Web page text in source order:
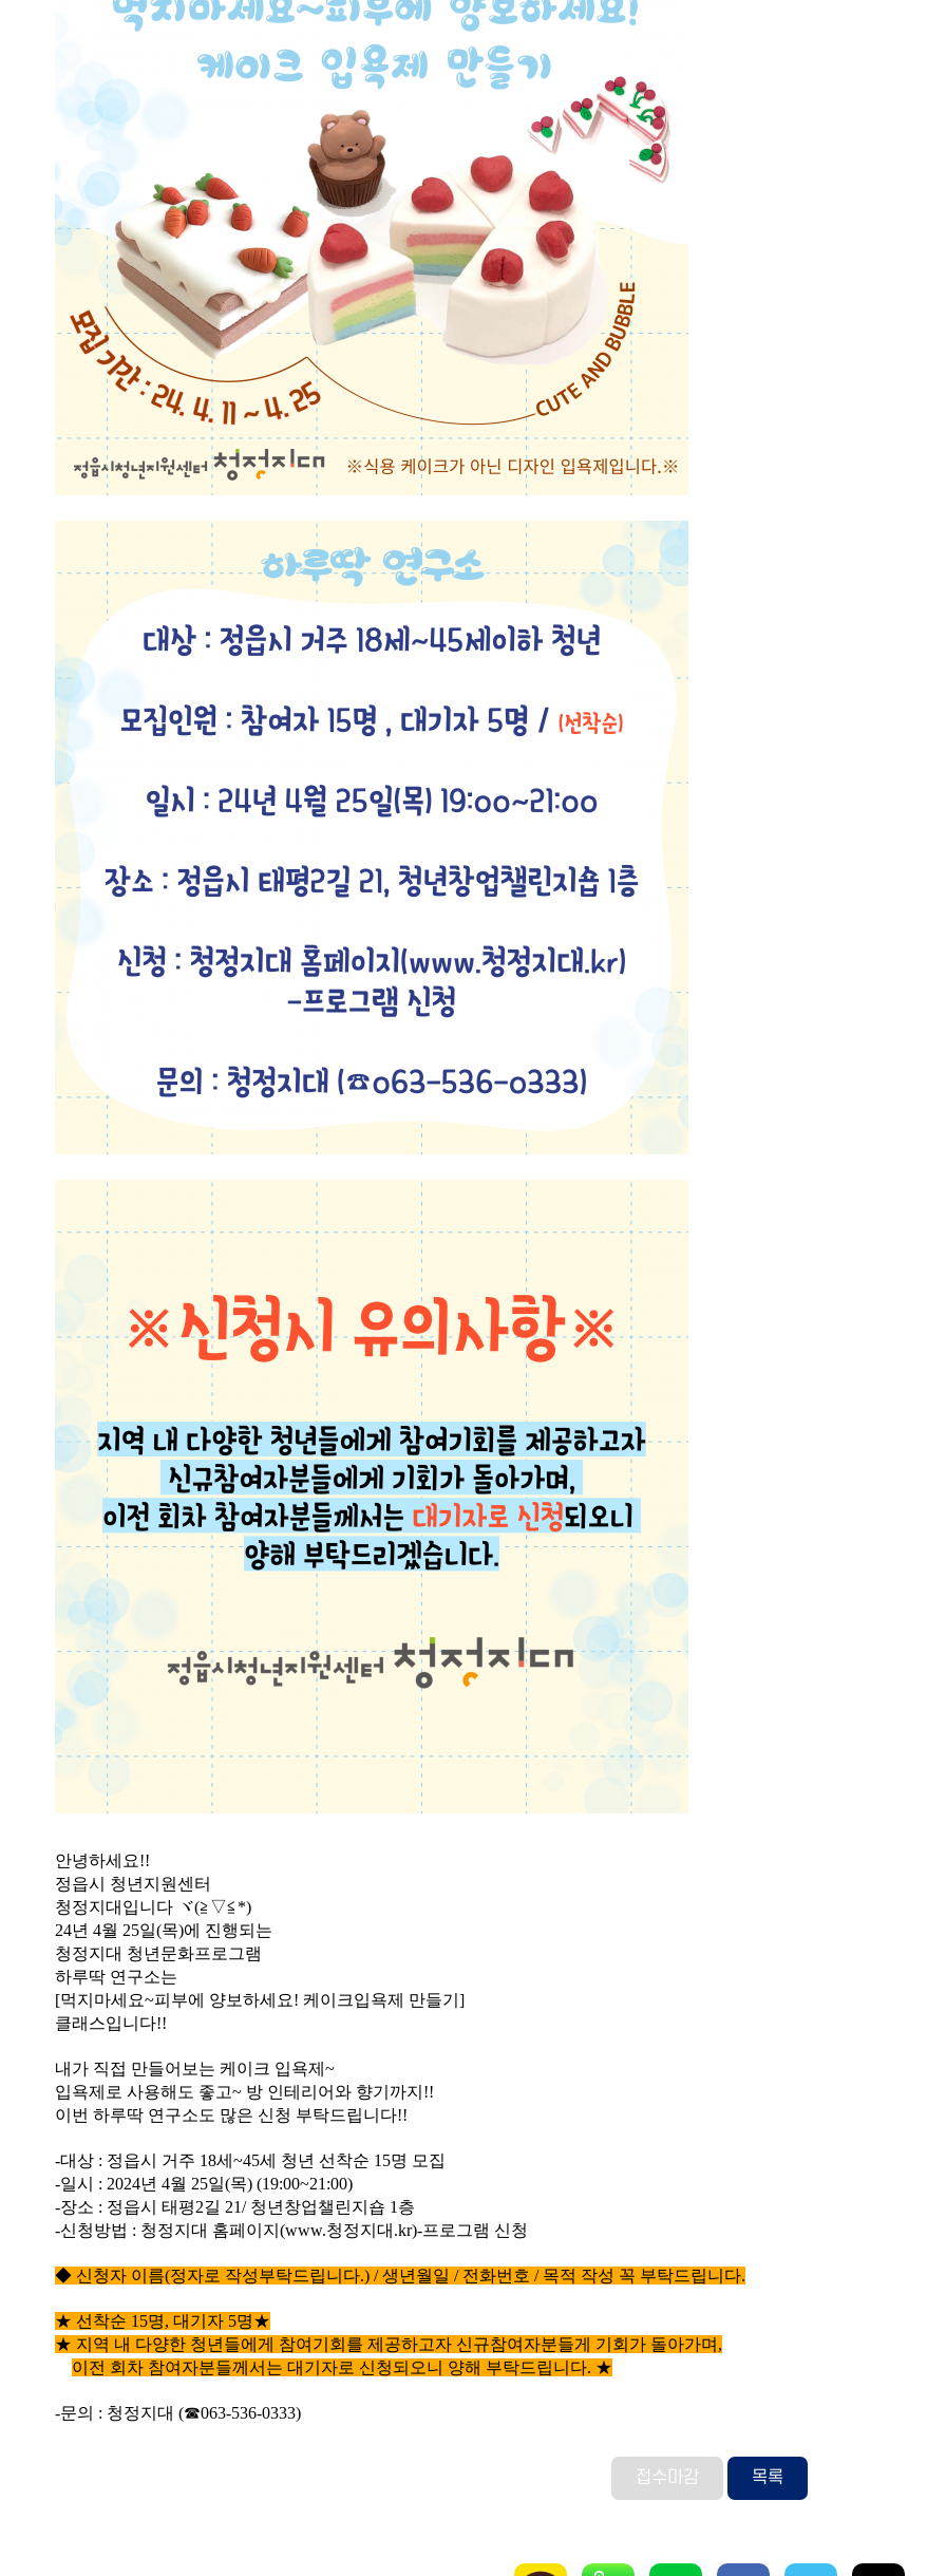
안녕하세요!!
정읍시 청년지원센터
청정지대입니다 ヾ(≧▽≦ *)
24년4월 25일(목)에 진행되는
청정지대 청년문화프로그램
하루딱 연구소는
[먹지마세요~피부에 양보하세요! 케이크입욕제 만들기]
클래스입니다!!
내가 직접 만들어보는 케이크 입욕제~
입욕제로 사용해도 좋고~ 방 인테리어와 향기까지 !!
이번 하루딱 연구소도 많은 신청 부탁드립니다!!
-대상 : 정읍시 거주 18세~45세 청년 선착순 15명 모집
-일시 : 2024년4월 25일(목) (19:00~21:00)
-장소 : 정읍시 태평2길 21/ 청년창업챌린지숍 1 층
-신청방법 : 청정지대 홈페이지(www.청정지대 .kr)-프로그램 신청
◆ 신청자 이름(정자로 작성부탁드립니다.) /생년월일/ 전화번호/ 목적 작성 꼭 부탁드립니다.
★ 선착순 15명,대기자 5명★
★ 지역 내 다양한 청년들에게 참여기회를 제공하고자 신규참여자분들게 기회가 돌아가며 ,
이전 회차 참여자분들께서는 대기자로 신청되오니 양해 부탁드립니다. ★
-문의 : 청정지대(☎063-536-0333)
접수마감 목록